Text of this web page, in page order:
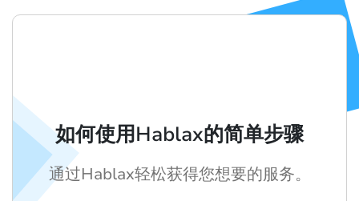
如何使用Hablax的简单步骤
通过Hablax轻松获得您想要的服务。